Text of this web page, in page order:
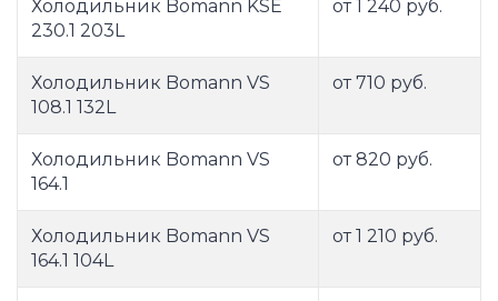
Холодильник Bomann KSE
230.1 203L
от 1 240 руб.
Холодильник Bomann VS
108.1 132L
от 710 руб.
Холодильник Bomann VS
164.1
от 820 руб.
Холодильник Bomann VS
164.1 104L
от 1 210 руб.